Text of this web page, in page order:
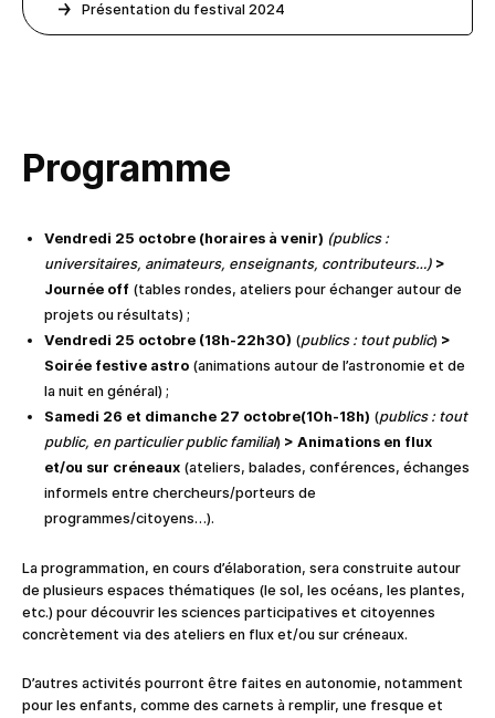
Présentation du festival 2024
Programme
Vendredi 25 octobre (horaires à venir) (publics :
universitaires, animateurs, enseignants, contributeurs…) >
Journée off (tables rondes, ateliers pour échanger autour de
projets ou résultats) ;
Vendredi 25 octobre (18h-22h30) (publics : tout public) >
Soirée festive astro (animations autour de l’astronomie et de
la nuit en général) ;
Samedi 26 et dimanche 27 octobre(10h-18h) (publics : tout
public, en particulier public familial) > Animations en flux
et/ou sur créneaux (ateliers, balades, conférences, échanges
informels entre chercheurs/porteurs de
programmes/citoyens…).
La programmation, en cours d’élaboration, sera construite autour
de plusieurs espaces thématiques (le sol, les océans, les plantes,
etc.) pour découvrir les sciences participatives et citoyennes
concrètement via des ateliers en flux et/ou sur créneaux.
D’autres activités pourront être faites en autonomie, notamment
pour les enfants, comme des carnets à remplir, une fresque et